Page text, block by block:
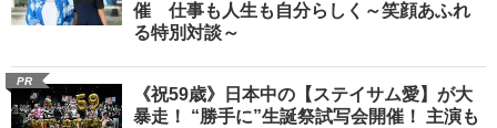
催 仕事も人生も自分らしく～笑顔あふれ
る特別対談～
PR
《祝59歳》日本中の【ステイサム愛】が大
暴走！ “勝手に”生誕祭試写会開催！ 主演も